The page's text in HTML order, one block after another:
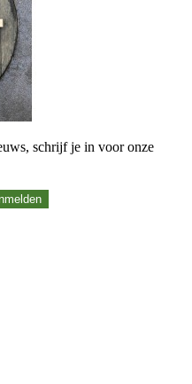
schrijf je in voor onze